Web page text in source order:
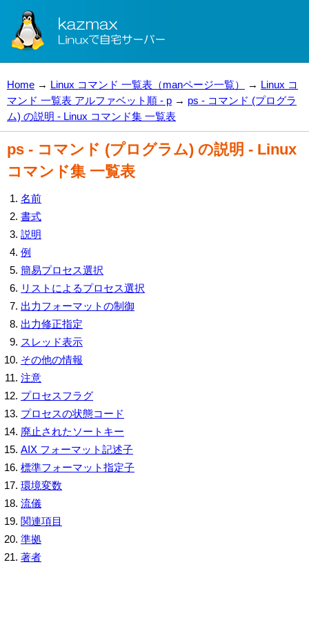
Home → Linux コマンド 一覧表（manページ一覧） → Linux コ
マンド 一覧表 アルファベット順 - p → ps - コマンド (プログラ
ム) の説明 - Linux コマンド集 一覧表
ps - コマンド (プログラム) の説明 - Linux
コマンド集 一覧表
名前
書式
説明
例
簡易プロセス選択
リストによるプロセス選択
出力フォーマットの制御
出力修正指定
スレッド表示
その他の情報
注意
プロセスフラグ
プロセスの状態コード
廃止されたソートキー
AIX フォーマット記述子
標準フォーマット指定子
環境変数
流儀
関連項目
準拠
著者